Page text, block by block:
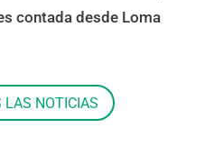
contada desde Loma
LAS NOTICIAS